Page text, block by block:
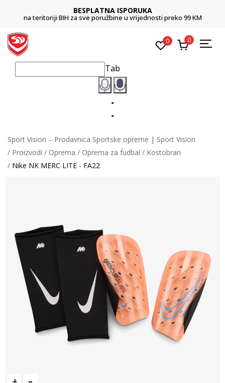
BESPLATNA ISPORUKA
za sve poružbine u vrijednosti preko 99 KM Platite karticom
0 0
Tab
Sport Vision – Prodavnica Sportske opreme | Sport Vision
Proizvodi
Oprema Oprema za fudbal
Kostobran
Nike NK MERC LITE - FA22